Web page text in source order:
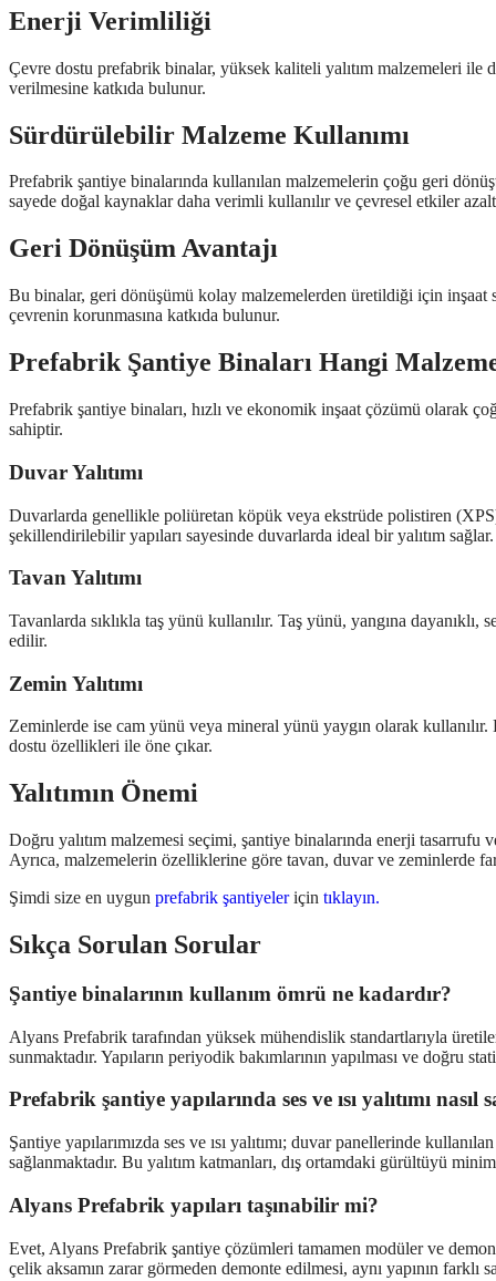
Enerji Verimliliği
Çevre dostu prefabrik binalar, yüksek kaliteli yalıtım malzemeleri ile
verilmesine katkıda bulunur.
Sürdürülebilir Malzeme Kullanımı
Prefabrik şantiye binalarında kullanılan malzemelerin çoğu geri
sayede doğal kaynaklar daha verimli kullanılır ve çevresel etkiler
Geri Dönüşüm Avantajı
Bu binalar, geri dönüşümü kolay malzemelerden üretildiği için inşaat
çevrenin korunmasına katkıda bulunur.
Prefabrik Şantiye Binaları Hangi
Prefabrik şantiye binaları, hızlı ve ekonomik inşaat çözümü olarak
sahiptir.
Duvar Yalıtımı
Duvarlarda genellikle poliüretan köpük veya ekstrüde polistiren
şekillendirilebilir yapıları sayesinde duvarlarda ideal bir yalıtım sağlar.
Tavan Yalıtımı
Tavanlarda sıklıkla taş yünü kullanılır. Taş yünü, yangına
edilir.
Zemin Yalıtımı
Zeminlerde ise cam yünü veya mineral yünü yaygın olarak
dostu özellikleri ile öne çıkar.
Yalıtımın Önemi
Doğru yalıtım malzemesi seçimi, şantiye binalarında enerji tasarrufu
Ayrıca, malzemelerin özelliklerine göre tavan, duvar ve zeminlerde
Şimdi size en uygun prefabrik şantiyeleriçin tıklayın.
Sıkça Sorulan Sorular
Şantiye binalarının kullanım ömrü ne kadardır?
Alyans Prefabrik tarafından yüksek mühendislik standartlarıyla
sunmaktadır. Yapıların periyodik bakımlarının yapılması ve doğru
Prefabrik şantiye yapılarında ses ve ısı yalıtımı nasıl
Şantiye yapılarımızda ses ve ısı yalıtımı; duvar panellerinde
sağlanmaktadır. Bu yalıtım katmanları, dış ortamdaki gürültüyü
Alyans Prefabrik yapıları taşınabilir mi?
Evet, Alyans Prefabrik şantiye çözümleri tamamen modüler ve
çelik aksamın zarar görmeden demonte edilmesi, aynı yapının farklı